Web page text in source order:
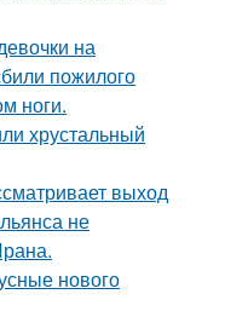
на
пожилого
ноги.
хрустальный
выход
не
нового